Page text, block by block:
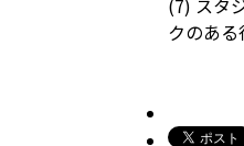
(7) スタ
クのある